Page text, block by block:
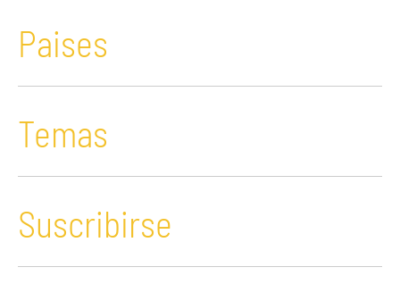
Paises
Temas
Suscribirse